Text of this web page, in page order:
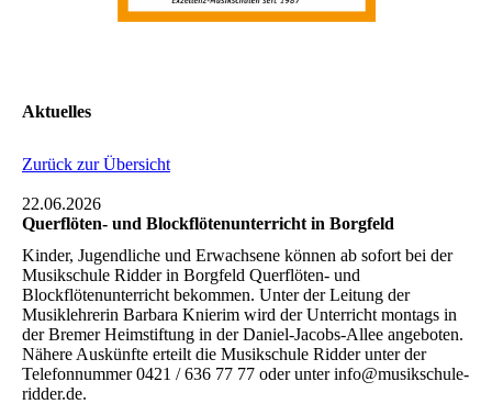
Aktuelles
Zurück zur Übersicht
22.06.2026
Querflöten- und Blockflötenunterricht in Borgfeld
Kinder, Jugendliche und Erwachsene können ab sofort bei der
Musikschule Ridder in Borgfeld Querflöten- und
Blockflötenunterricht bekommen. Unter der Leitung der
Musiklehrerin Barbara Knierim wird der Unterricht montags in
der Bremer Heimstiftung in der Daniel-Jacobs-Allee angeboten.
Nähere Auskünfte erteilt die Musikschule Ridder unter der
Telefonnummer 0421 / 636 77 77 oder unter info@musikschule-
ridder.de.